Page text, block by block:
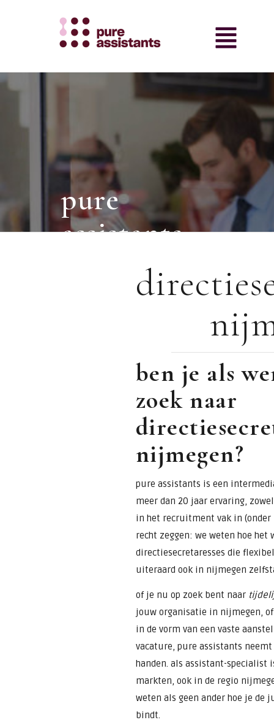
pure
assistants
intermediair
assistants &
secretaresses
ben je als
zoek naar
nijmegen?
pure assistants is een
meer dan 20 jaar ervaring,
in het recruitment vak in
recht zeggen: we weten hoe
directiesecretaresses die
uiteraard ook in nijmegen
of je nu op zoek bent naar
jouw organisatie in nijmegen,
in de vorm van een vaste
vacature, pure assistants
handen. als assistant-specialist
markten, ook in de regio
weten als geen ander hoe je de
bindt.